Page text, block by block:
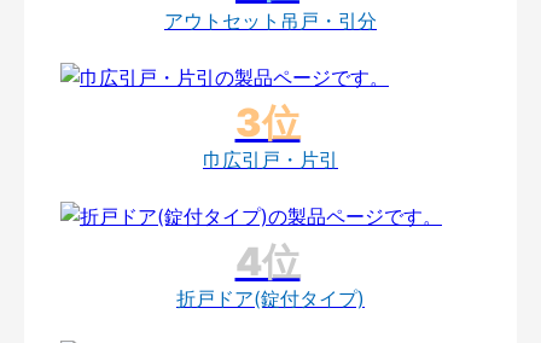
アウトセット吊戸・引分
巾広引戸・片引
折戸ドア(錠付タイプ)